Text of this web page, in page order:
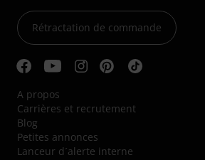
Rétractation de commande
A propos
Carrières et recrutement
Blog
Petites annonces
Lanceur d´alerte interne